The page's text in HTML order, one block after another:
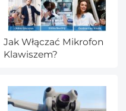
Jak Włączać Mikrofon
Klawiszem?